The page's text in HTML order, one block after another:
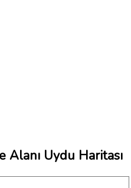
Uydu Haritası